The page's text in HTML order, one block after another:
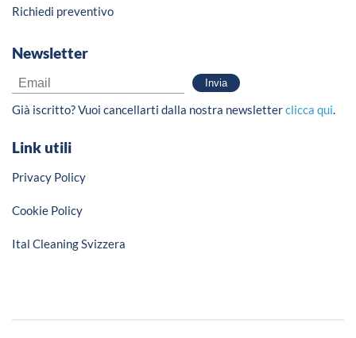
Richiedi preventivo
Newsletter
Già iscritto? Vuoi cancellarti dalla nostra newsletterclicca qui.
Link utili
Privacy Policy
Cookie Policy
Ital Cleaning Svizzera